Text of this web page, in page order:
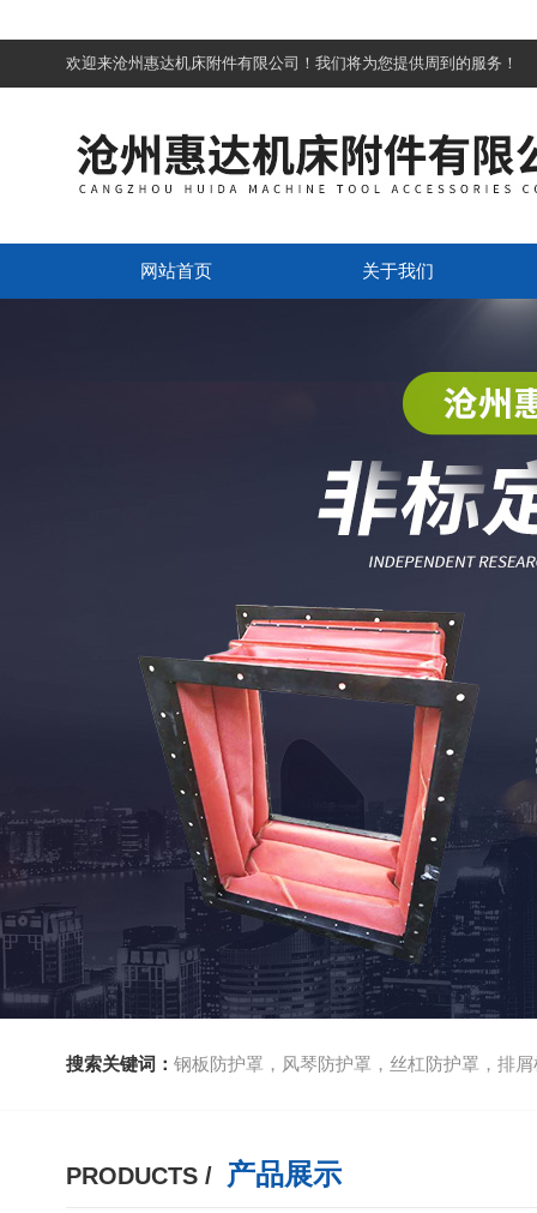
欢迎来沧州惠达机床附件有限公司！我们将为您提供周到的服务！
网站首页 关于我们
搜索关键词： 钢板防护罩，风琴防护罩，丝杠防护罩，排屑机
PRODUCTS / 产品展示